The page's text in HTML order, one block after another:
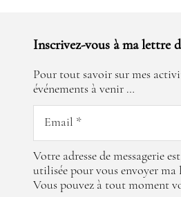
Inscrivez-vous à ma lettre
Pour tout savoir sur mes
événements à venir …
Votre adresse de messagerie
utilisée pour vous envoyer
Vous pouvez à tout moment